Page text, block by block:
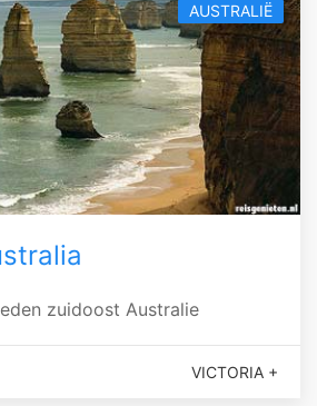
AUSTRALIË
zuidoost Australie
VICTORIA +